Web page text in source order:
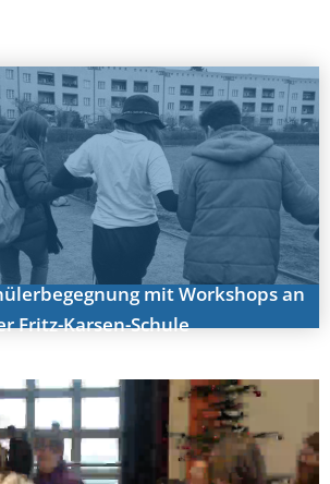
mit Workshops an
Fritz-Karsen-Schule